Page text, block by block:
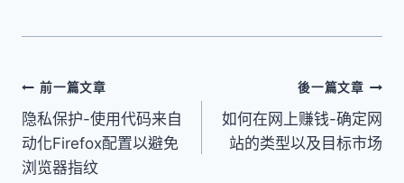
文
章
導
前一篇文章
隐私保护-使用代码来自
动化Firefox配置以避免
浏览器指纹
後一篇文章
如何在网上赚钱-确定网
站的类型以及目标市场